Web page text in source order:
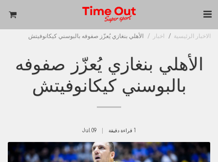
الاخبار الرئيسية اخبار الأهلي بنغازي يُعزّز صفوفه بالبوسني كيكانوفيتش
الأهلي بنغازي يُعزّز صفوفه
بالبوسني كيكانوفيتش
1 قراءة دقيقة 09
Jul